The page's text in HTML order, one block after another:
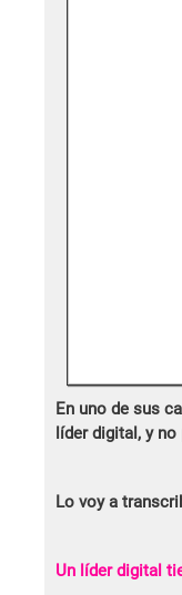
En uno de sus
líder digital, y
Lo voy a
Un líder digital